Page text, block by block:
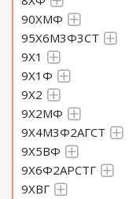
90ХМФ
95Х6М3Ф3СТ
9Х1
9Х1Ф
9Х2
9Х2МФ
9Х4М3Ф2АГСТ
9Х5ВФ
9Х6Ф2АРСТГ
9ХВГ